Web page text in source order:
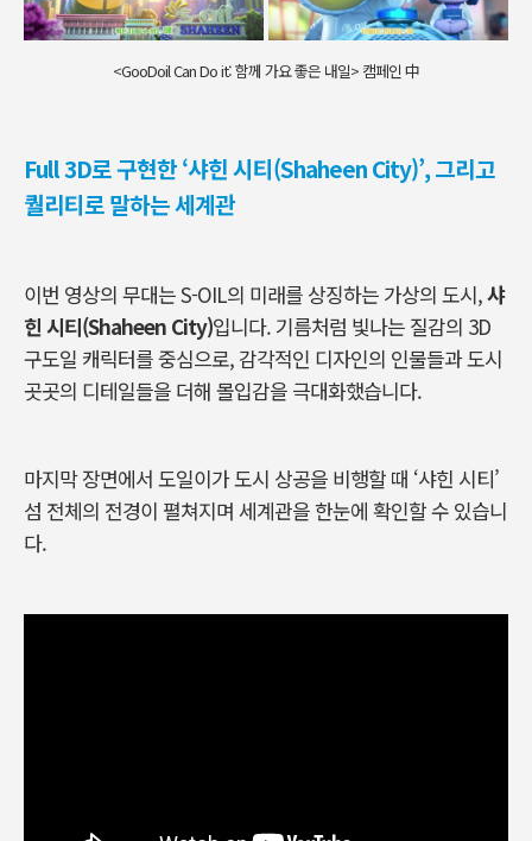
<GooDoil Can Do it: 함께 가요 좋은 내일> 캠페인 中
Full 3D로 구현한 ‘샤힌 시티(Shaheen City)’, 그리고
퀄리티로 말하는 세계관
이번 영상의 무대는 S-OIL의 미래를 상징하는 가상의 도시,샤
힌 시티(Shaheen City)입니다. 기름처럼 빛나는 질감의 3D
구도일 캐릭터를 중심으로, 감각적인 디자인의 인물들과 도시
곳곳의 디테일들을 더해 몰입감을 극대화했습니다.
마지막 장면에서 도일이가 도시 상공을 비행할 때 ‘샤힌 시티’
섬 전체의 전경이 펼쳐지며 세계관을 한눈에 확인할 수 있습니
다.